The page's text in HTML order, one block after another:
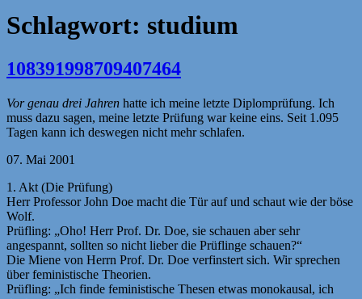
Schlagwort: studium
108391998709407464
Vor genau drei Jahren hatte ich meine letzte Diplomprüfung. Ich
muss dazu sagen, meine letzte Prüfung war keine eins. Seit 1.095
Tagen kann ich deswegen nicht mehr schlafen.
07. Mai 2001
1. Akt (Die Prüfung)
Herr Professor John Doe macht die Tür auf und schaut wie der böse
Wolf.
Prüfling: „Oho! Herr Prof. Dr. Doe, sie schauen aber sehr
angespannt, sollten so nicht lieber die Prüflinge schauen?“
Die Miene von Herrn Prof. Dr. Doe verfinstert sich. Wir sprechen
über feministische Theorien.
Prüfling: „Ich finde feministische Thesen etwas monokausal, ich